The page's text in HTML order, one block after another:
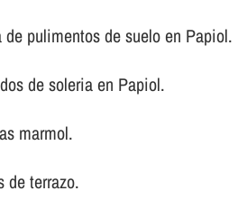
pulimentos de suelo en Papiol.
de soleria en Papiol.
marmol.
de terrazo.